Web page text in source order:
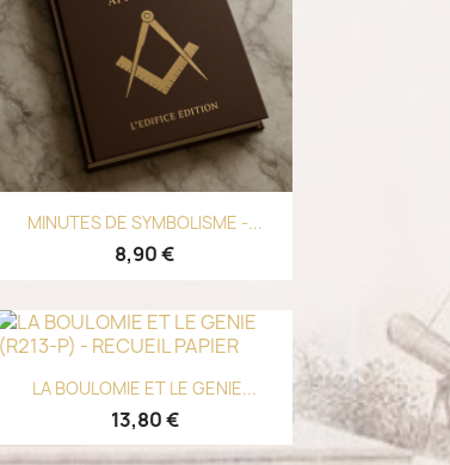
Aperçu rapide
MINUTES DE SYMBOLISME -...
8,90 €
Aperçu rapide
LA BOULOMIE ET LE GENIE...
13,80 €